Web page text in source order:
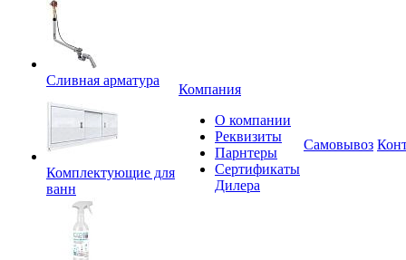
Сливная арматура
Комплектующие для
ванн
Компания
О компании
Реквизиты
Парнтеры
Сертификаты
Дилера
Самовывоз